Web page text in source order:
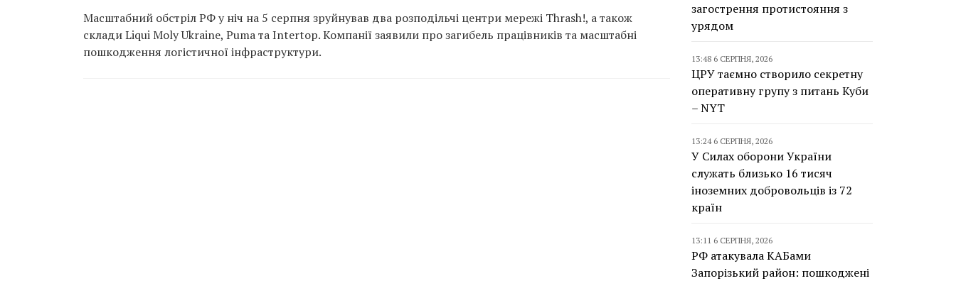
Масштабний обстріл РФ у ніч на 5 серпня зруйнував два розподільчі центри мережі Thrash!, а також
склади Liqui Moly Ukraine, Puma та Intertop. Компанії заявили про загибель працівників та масштабні
пошкодження логістичної інфраструктури.
загострення протистояння з
урядом
13:48 6 СЕРПНЯ, 2026
ЦРУ таємно створило секретну
оперативну групу з питань Куби
– NYT
13:24 6 СЕРПНЯ, 2026
У Силах оборони України
служать близько 16 тисяч
іноземних добровольців із 72
країн
13:11 6 СЕРПНЯ, 2026
РФ атакувала КАБами
Запорізький район: пошкоджені